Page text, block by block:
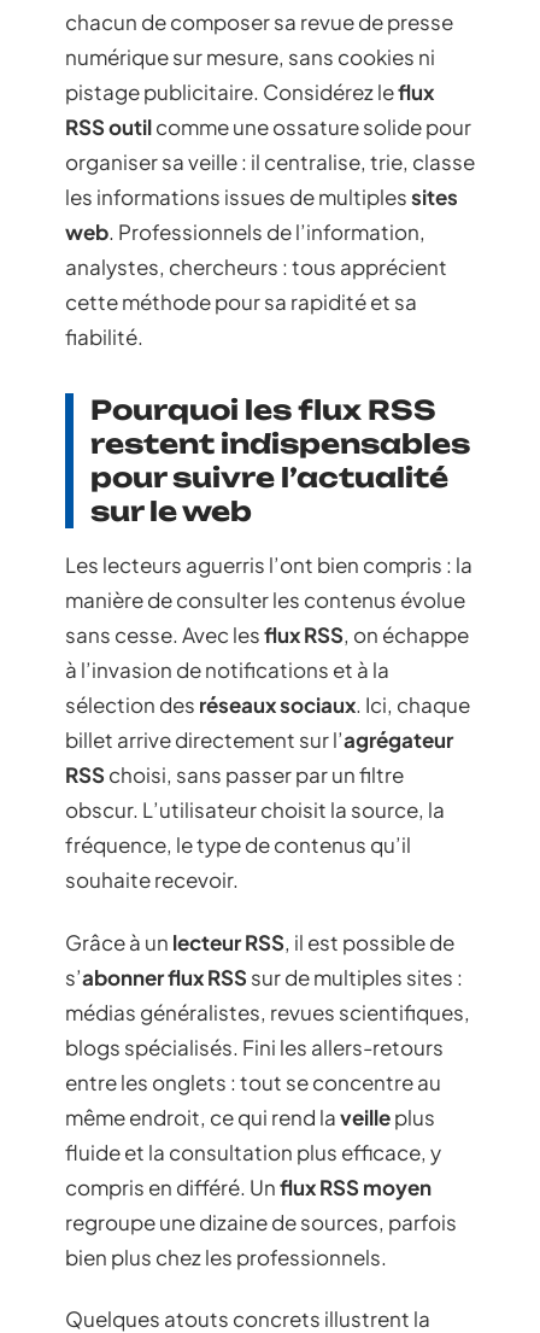
chacun de composer sa revue de presse
numérique sur mesure, sans cookies ni
pistage publicitaire. Considérez leflux
RSS outilcomme une ossature solide pour
organiser sa veille : il centralise, trie, classe
les informations issues de multiplessites
web. Professionnels de l’information,
analystes, chercheurs : tous apprécient
cette méthode pour sa rapidité et sa
fiabilité.
Pourquoi les flux RSS
restent indispensables
pour suivre l’actualité
sur le web
Les lecteurs aguerris l’ont bien compris : la
manière de consulter les contenus évolue
sans cesse. Avec lesflux RSS, on échappe
à l’invasion de notifications et à la
sélection des réseaux sociaux. Ici, chaque
billet arrive directement sur l’agrégateur
RSSchoisi, sans passer par un filtre
obscur. L’utilisateur choisit la source, la
fréquence, le type de contenus qu’il
souhaite recevoir.
Grâce à un lecteur RSS, il est possible de
s’abonner flux RSSsur de multiples sites :
médias généralistes, revues scientifiques,
blogs spécialisés. Fini les allers-retours
entre les onglets : tout se concentre au
même endroit, ce qui rend laveilleplus
fluide et la consultation plus efficace, y
compris en différé. Unflux RSS moyen
regroupe une dizaine de sources, parfois
bien plus chez les professionnels.
Quelques atouts concrets illustrent la